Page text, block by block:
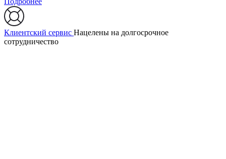
Клиентский сервис Нацелены на долгосрочное
сотрудничество